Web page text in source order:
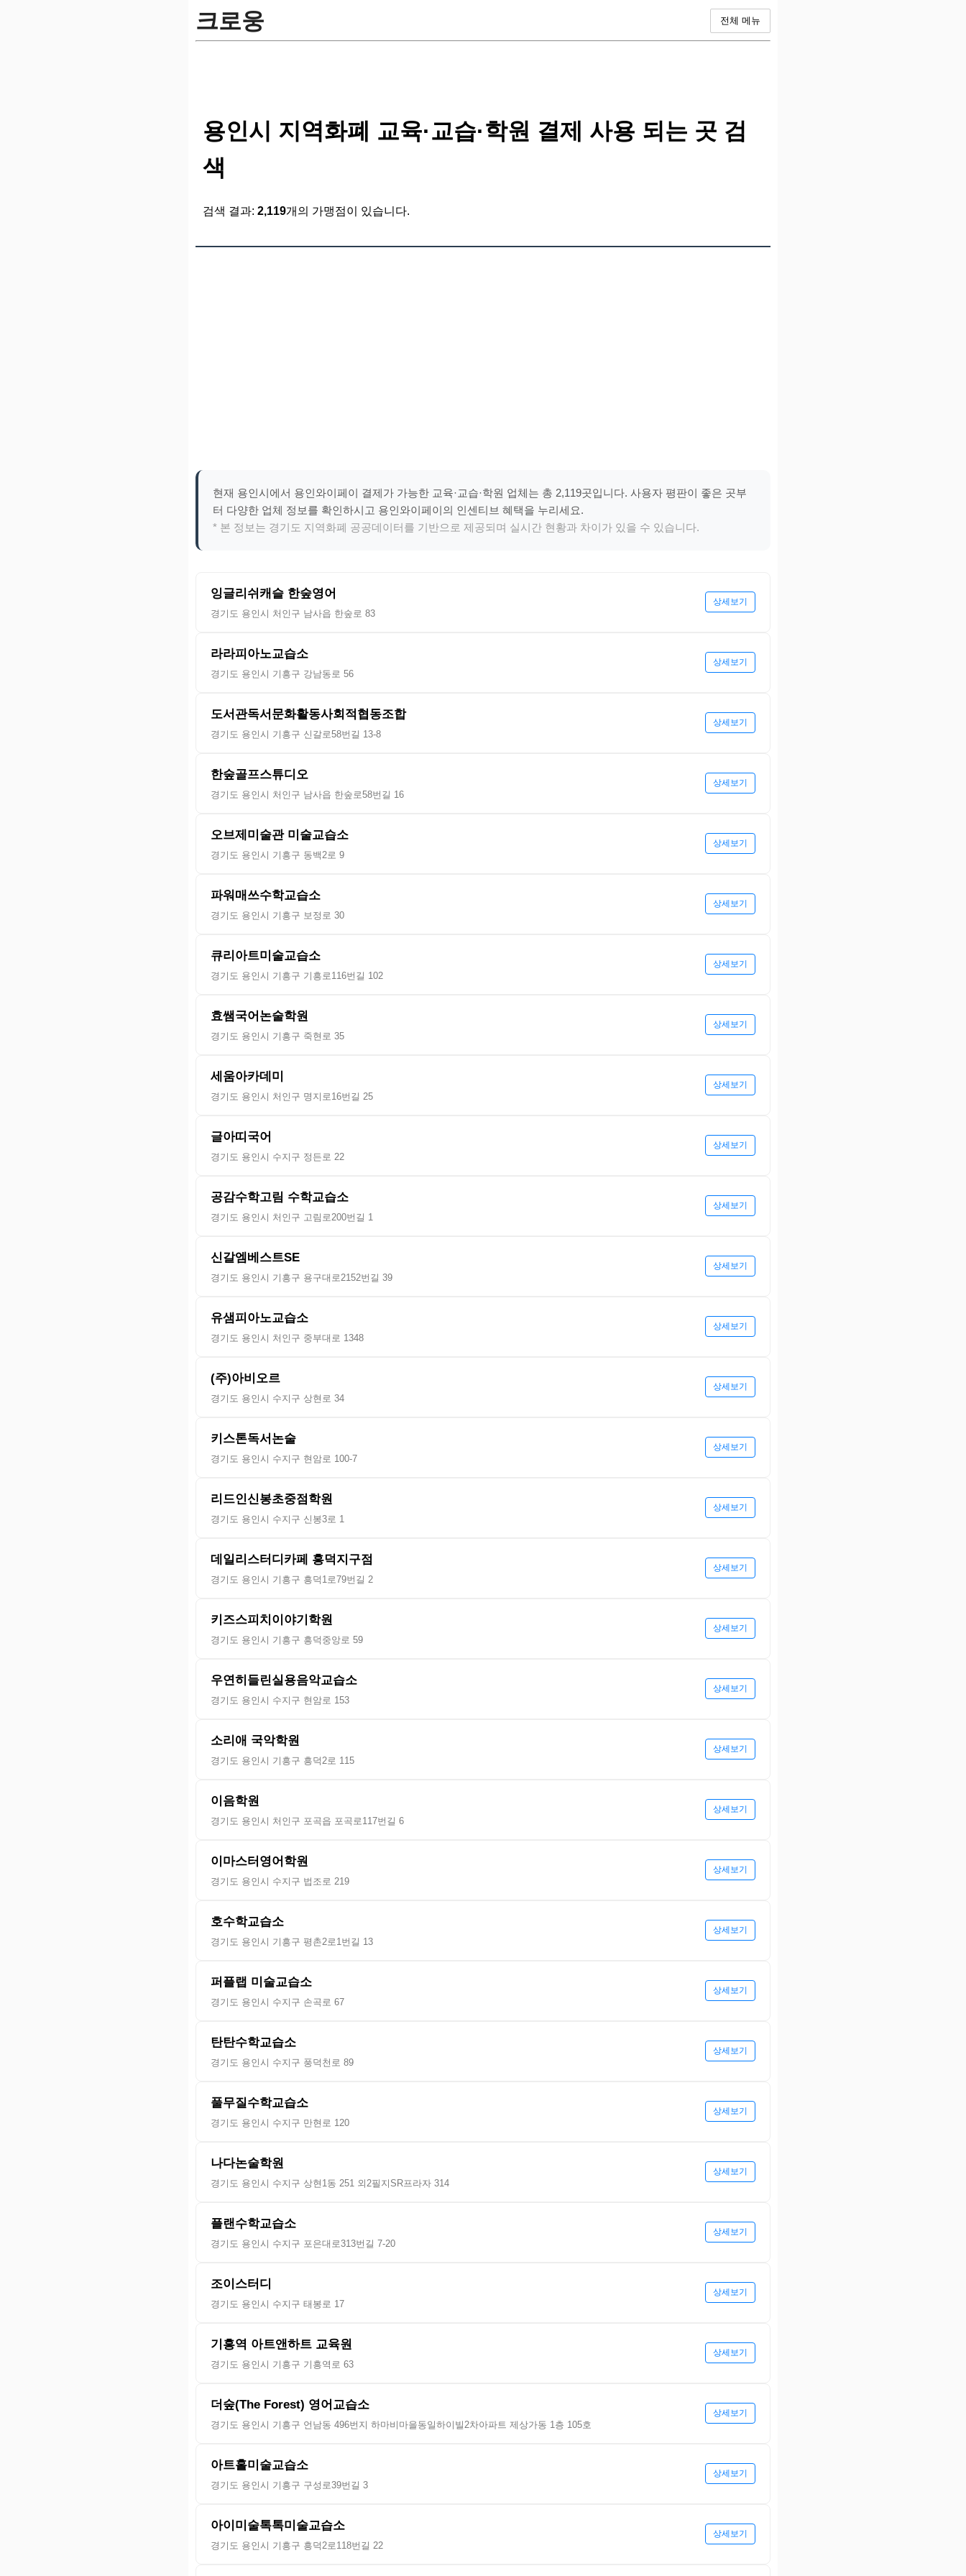
크로웅 전체 메뉴
용인시 지역화폐 교육·교습·학원 결제 사용 되는 곳 검
색
검색 결과: 2,119개의 가맹점이 있습니다.
현재 용인시에서 용인와이페이 결제가 가능한 교육·교습·학원 업체는 총 2,119곳입니다. 사용자 평판이 좋은 곳부
터 다양한 업체 정보를 확인하시고 용인와이페이의 인센티브 혜택을 누리세요.
* 본 정보는 경기도 지역화폐 공공데이터를 기반으로 제공되며 실시간 현황과 차이가 있을 수 있습니다.
잉글리쉬캐슬 한숲영어
경기도 용인시 처인구 남사읍 한숲로 83
상세보기
라라피아노교습소
경기도 용인시 기흥구 강남동로 56
상세보기
도서관독서문화활동사회적협동조합
경기도 용인시 기흥구 신갈로58번길 13-8
상세보기
한숲골프스튜디오
경기도 용인시 처인구 남사읍 한숲로58번길 16
상세보기
오브제미술관 미술교습소
경기도 용인시 기흥구 동백2로 9
상세보기
파워매쓰수학교습소
경기도 용인시 기흥구 보정로 30
상세보기
큐리아트미술교습소
경기도 용인시 기흥구 기흥로116번길 102
상세보기
효쌤국어논술학원
경기도 용인시 기흥구 죽현로 35
상세보기
세움아카데미
경기도 용인시 처인구 명지로16번길 25
상세보기
글아띠국어
경기도 용인시 수지구 정든로 22
상세보기
공감수학고림 수학교습소
경기도 용인시 처인구 고림로200번길 1
상세보기
신갈엠베스트SE
경기도 용인시 기흥구 용구대로2152번길 39
상세보기
유샘피아노교습소
경기도 용인시 처인구 중부대로 1348
상세보기
(주)아비오르
경기도 용인시 수지구 상현로 34
상세보기
키스톤독서논술
경기도 용인시 수지구 현암로 100-7
상세보기
리드인신봉초중점학원
경기도 용인시 수지구 신봉3로 1
상세보기
데일리스터디카페 흥덕지구점
경기도 용인시 기흥구 흥덕1로79번길 2
상세보기
키즈스피치이야기학원
경기도 용인시 기흥구 흥덕중앙로 59
상세보기
우연히들린실용음악교습소
경기도 용인시 수지구 현암로 153
상세보기
소리애 국악학원
경기도 용인시 기흥구 흥덕2로 115
상세보기
이음학원
경기도 용인시 처인구 포곡읍 포곡로117번길 6
상세보기
이마스터영어학원
경기도 용인시 수지구 법조로 219
상세보기
호수학교습소
경기도 용인시 기흥구 평촌2로1번길 13
상세보기
퍼플랩 미술교습소
경기도 용인시 수지구 손곡로 67
상세보기
탄탄수학교습소
경기도 용인시 수지구 풍덕천로 89
상세보기
풀무질수학교습소
경기도 용인시 수지구 만현로 120
상세보기
나다논술학원
경기도 용인시 수지구 상현1동 251 외2필지SR프라자 314
상세보기
플랜수학교습소
경기도 용인시 수지구 포은대로313번길 7-20
상세보기
조이스터디
경기도 용인시 수지구 태봉로 17
상세보기
기흥역 아트앤하트 교육원
경기도 용인시 기흥구 기흥역로 63
상세보기
더숲(The Forest) 영어교습소
경기도 용인시 기흥구 언남동 496번지 하마비마을동일하이빌2차아파트 제상가동 1층 105호
상세보기
아트홀미술교습소
경기도 용인시 기흥구 구성로39번길 3
상세보기
아이미술톡톡미술교습소
경기도 용인시 기흥구 흥덕2로118번길 22
상세보기